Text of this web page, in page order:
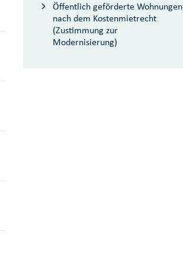
Öffentlich geförderte Wohnungen
nach dem Kostenmietrecht
(Zustimmung zur
Modernisierung)